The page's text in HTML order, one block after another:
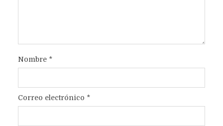
Nombre *
Correo electrónico *